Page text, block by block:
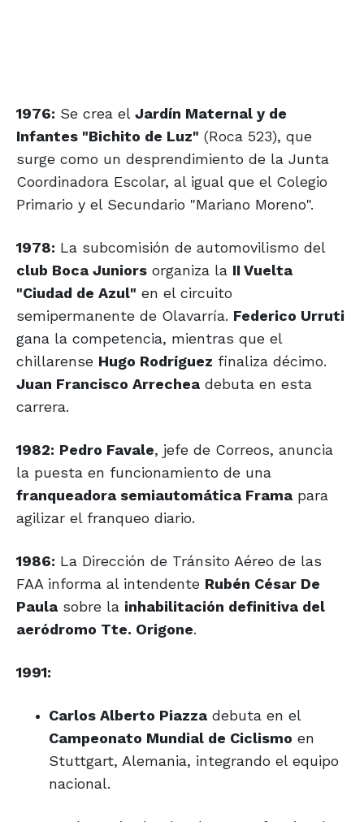
1976: Se crea el Jardín Maternal y de
Infantes "Bichito de Luz" (Roca 523), que
surge como un desprendimiento de la Junta
Coordinadora Escolar, al igual que el Colegio
Primario y el Secundario "Mariano Moreno".
1978: La subcomisión de automovilismo del
club Boca Juniors organiza la II Vuelta
"Ciudad de Azul" en el circuito
semipermanente de Olavarría. Federico Urruti
gana la competencia, mientras que el
chillarense Hugo Rodríguez finaliza décimo.
Juan Francisco Arrechea debuta en esta
carrera.
1982: Pedro Favale, jefe de Correos, anuncia
la puesta en funcionamiento de una
franqueadora semiautomática Frama para
agilizar el franqueo diario.
1986: La Dirección de Tránsito Aéreo de las
FAA informa al intendente Rubén César De
Paula sobre la inhabilitación definitiva del
aeródromo Tte. Origone.
1991:
Carlos Alberto Piazza debuta en el
Campeonato Mundial de Ciclismo en
Stuttgart, Alemania, integrando el equipo
nacional.